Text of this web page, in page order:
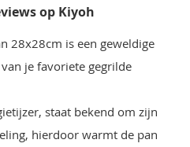
op Kiyoh
28x28cm is een geweldige
je favoriete gegrilde
staat bekend om zijn
hierdoor warmt de pan